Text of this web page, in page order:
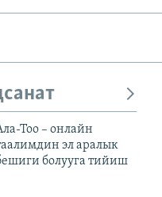
Тоо – онлайн
эл аралык
болууга тийиш